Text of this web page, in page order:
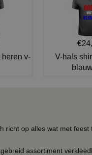
heren v-
V-hals
richt op alles wat met
assortiment